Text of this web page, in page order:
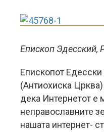
Епископ Эдесский,
Епископот
(Антиохиска
дека Интернетот е
неправославните
нашата интернет-